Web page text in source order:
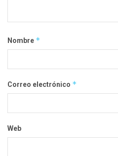
Nombre *
Correo electrónico *
Web